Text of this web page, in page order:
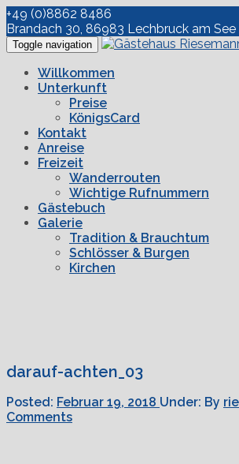
+49 (0)8862 8486
Brandach 30, 86983 Lechbruck am See
Toggle navigation
Willkommen
Unterkunft
Preise
KönigsCard
Kontakt
Anreise
Freizeit
Wanderrouten
Wichtige Rufnummern
Gästebuch
Galerie
Tradition & Brauchtum
Schlösser & Burgen
Kirchen
darauf-achten_03
Posted: Februar 19, 2018 Under: By
Comments